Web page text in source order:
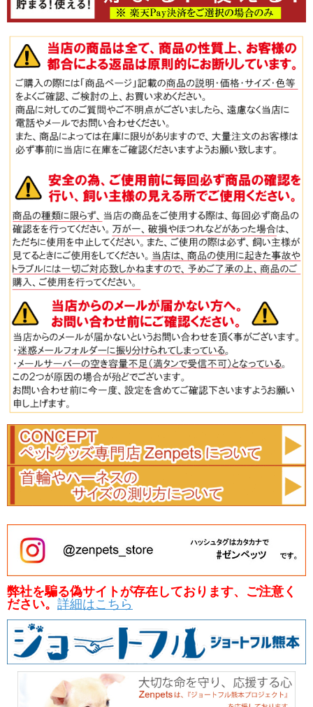
弊社を騙る偽サイトが存在しております、ご注意く
ださい。 詳細はこちら